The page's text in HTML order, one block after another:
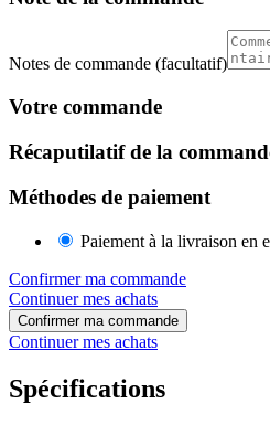
Notes de commande (facultatif)
Votre commande
Récaputilatif de la
Méthodes de paiement
Paiement à la livraison en
Confirmer ma commande
Continuer mes achats
Confirmer ma commande
Continuer mes achats
Spécifications